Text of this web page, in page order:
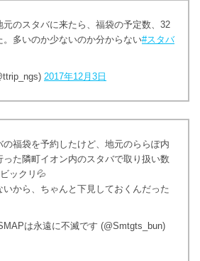
元のスタバに来たら、福袋の予定数、32
。多いのか少ないのか分からない#スタバ
2017年12月3日
の福袋を予約したけど、地元のららぽ内
った隣町イオン内のスタバで取り扱い数
ックリ💦
いから、ちゃんと下見しておくんだった
は永遠に不滅です (@Smtgts_bun)